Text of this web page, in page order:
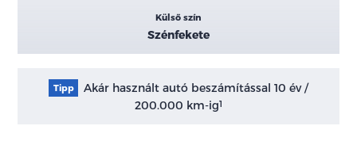
Külső szín
Szénfekete
Tipp
Akár használt autó beszámítással 10 év /
200.000 km-ig1